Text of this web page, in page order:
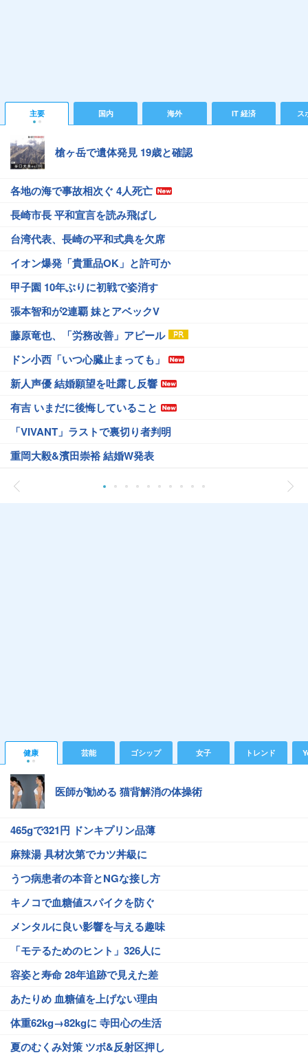
主要 国内 海外 IT 経済 ス
槍ヶ岳で遺体発見 19歳と確認
各地の海で事故相次ぐ 4人死亡
長崎市長 平和宣言を読み飛ばし
台湾代表、長崎の平和式典を欠席
イオン爆発「貴重品OK」と許可か
甲子園 10年ぶりに初戦で姿消す
張本智和が2連覇 妹とアベックV
藤原竜也、「労務改善」アピール
ドン小西「いつ心臓止まっても」
新人声優 結婚願望を吐露し反響
有吉 いまだに後悔していること
「VIVANT」ラストで裏切り者判明
重岡大毅&濱田崇裕 結婚W発表
健康 芸能 ゴシップ 女子 トレンド
医師が勧める 猫背解消の体操術
465gで321円 ドンキプリン品薄
麻辣湯 具材次第でカツ丼級に
うつ病患者の本音とNGな接し方
キノコで血糖値スパイクを防ぐ
メンタルに良い影響を与える趣味
「モテるためのヒント」326人に
容姿と寿命 28年追跡で見えた差
あたりめ 血糖値を上げない理由
体重62kg→82kgに 寺田心の生活
夏のむくみ対策 ツボ&反射区押し